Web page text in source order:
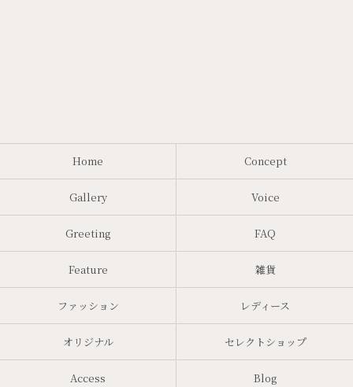
Home Concept
Gallery Voice
Greeting FAQ
Feature 雑貨
ファッション レディース
オリジナル セレクトショップ
Access Blog